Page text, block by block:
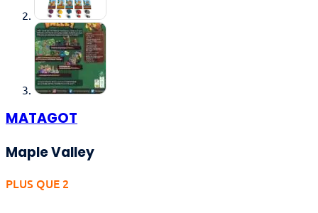
MATAGOT
Maple Valley
PLUS QUE 2